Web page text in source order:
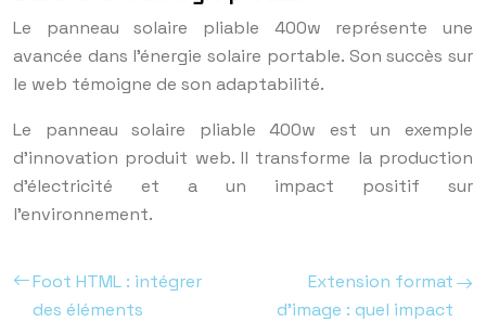
Le panneau solaire pliable 400w représente une
avancée dans l’énergie solaire portable. Son succès sur
le web témoigne de son adaptabilité.
Le panneau solaire pliable 400w est un exemple
d’innovation produit web. Il transforme la production
d’électricité et a un impact positif sur
l’environnement.
Foot HTML : intégrer
des éléments
Extension format
d’image : quel impact